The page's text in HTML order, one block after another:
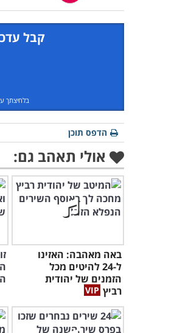
קבל
בלחיצתך
הדפס תוכן
אולי תאהב גם:
באה מאהבה: האזינו
ל-24 להיטים מכל
הזמנים של יהודית
רביץ